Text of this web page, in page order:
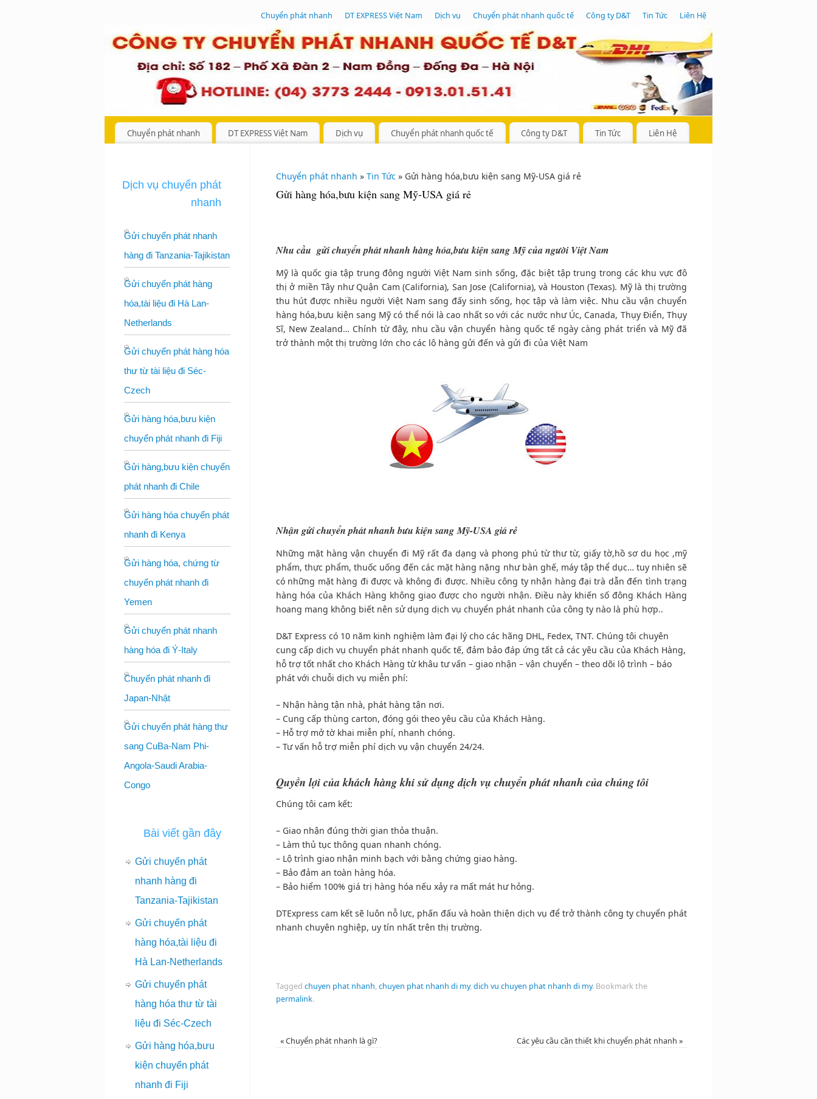
Chuyển phát nhanh DT EXPRESS Việt Nam Dịch vụ Chuyển phát nhanh quốc tế Công ty D&T Tin Tức Liên Hệ
Chuyển phát nhanh DT EXPRESS Việt Nam Dịch vụ Chuyển phát nhanh quốc tế Công ty D&T Tin Tức Liên Hệ
Chuyển phát nhanh » Tin Tức » Gửi hàng hóa,bưu kiện sang Mỹ-USA giá rẻ
Gửi hàng hóa,bưu kiện sang Mỹ-USA giá rẻ
Nhu cầu gửi chuyển phát nhanh hàng hóa,bưu kiện sang Mỹ của người Việt Nam
Mỹ là quốc gia tập trung đông người Việt Nam sinh sống, đặc biệt tập trung trong các khu vực đô
thị ở miền Tây như Quận Cam (California), San Jose (California), và Houston (Texas). Mỹ là thị trường
thu hút được nhiều người Việt Nam sang đấy sinh sống, học tập và làm việc. Nhu cầu vận chuyển
hàng hóa,bưu kiện sang Mỹ có thể nói là cao nhất so với các nước như Úc, Canada, Thụy Điển, Thụy
Sĩ, New Zealand… Chính từ đây, nhu cầu vận chuyển hàng quốc tế ngày càng phát triển và Mỹ đã
trở thành một thị trường lớn cho các lô hàng gửi đến và gửi đi của Việt Nam
Nhận gửi chuyển phát nhanh bưu kiện sang Mỹ-USA giá rẻ
Những mặt hàng vận chuyển đi Mỹ rất đa dạng và phong phú từ thư từ, giấy tờ,hồ sơ du học ,mỹ
phẩm, thực phẩm, thuốc uống đến các mặt hàng nặng như bàn ghế, máy tập thể dục… tuy nhiên sẽ
có những mặt hàng đi được và không đi được. Nhiều công ty nhận hàng đại trà dẫn đến tình trạng
hàng hóa của Khách Hàng không giao được cho người nhận. Điều này khiến số đông Khách Hàng
hoang mang không biết nên sử dụng dịch vụ chuyển phát nhanh của công ty nào là phù hợp..
D&T Express có 10 năm kinh nghiệm làm đại lý cho các hãng DHL, Fedex, TNT. Chúng tôi chuyên
cung cấp dịch vụ chuyển phát nhanh quốc tế, đảm bảo đáp ứng tất cả các yêu cầu của Khách Hàng,
hỗ trợ tốt nhất cho Khách Hàng từ khâu tư vấn – giao nhận – vận chuyển – theo dõi lộ trình – báo
phát với chuỗi dịch vụ miễn phí:
– Nhận hàng tận nhà, phát hàng tận nơi.
– Cung cấp thùng carton, đóng gói theo yêu cầu của Khách Hàng.
– Hỗ trợ mở tờ khai miễn phí, nhanh chóng.
– Tư vấn hỗ trợ miễn phí dịch vụ vận chuyển 24/24.
Quyền lợi của khách hàng khi sử dụng dịch vụ chuyển phát nhanh của chúng tôi
Chúng tôi cam kết:
– Giao nhận đúng thời gian thỏa thuận.
– Làm thủ tục thông quan nhanh chóng.
– Lộ trình giao nhận minh bạch với bằng chứng giao hàng.
– Bảo đảm an toàn hàng hóa.
– Bảo hiểm 100% giá trị hàng hóa nếu xảy ra mất mát hư hỏng.
DTExpress cam kết sẽ luôn nỗ lực, phấn đấu và hoàn thiện dịch vụ để trở thành công ty chuyển phát
nhanh chuyên nghiệp, uy tín nhất trên thị trường.
Tagged chuyen phat nhanh,chuyen phat nhanh di my,dich vu chuyen phat nhanh di my. Bookmark the
permalink.
«Chuyển phát nhanh là gì? Các yêu cầu cần thiết khi chuyển phát nhanh»
Dịch vụ chuyển phát
nhanh
Gửi chuyển phát nhanh
hàng đi Tanzania-Tajikistan
Gửi chuyển phát hàng
hóa,tài liệu đi Hà Lan-
Netherlands
Gửi chuyển phát hàng hóa
thư từ tài liệu đi Séc-
Czech
Gửi hàng hóa,bưu kiện
chuyển phát nhanh đi Fiji
Gửi hàng,bưu kiện chuyển
phát nhanh đi Chile
Gửi hàng hóa chuyển phát
nhanh đi Kenya
Gửi hàng hóa, chứng từ
chuyển phát nhanh đi
Yemen
Gửi chuyển phát nhanh
hàng hóa đi Ý-Italy
Chuyển phát nhanh đi
Japan-Nhật
Gửi chuyển phát hàng thư
sang CuBa-Nam Phi-
Angola-Saudi Arabia-
Congo
Bài viết gần đây
Gửi chuyển phát
nhanh hàng đi
Tanzania-Tajikistan
Gửi chuyển phát
hàng hóa,tài liệu đi
Hà Lan-Netherlands
Gửi chuyển phát
hàng hóa thư từ tài
liệu đi Séc-Czech
Gửi hàng hóa,bưu
kiện chuyển phát
nhanh đi Fiji